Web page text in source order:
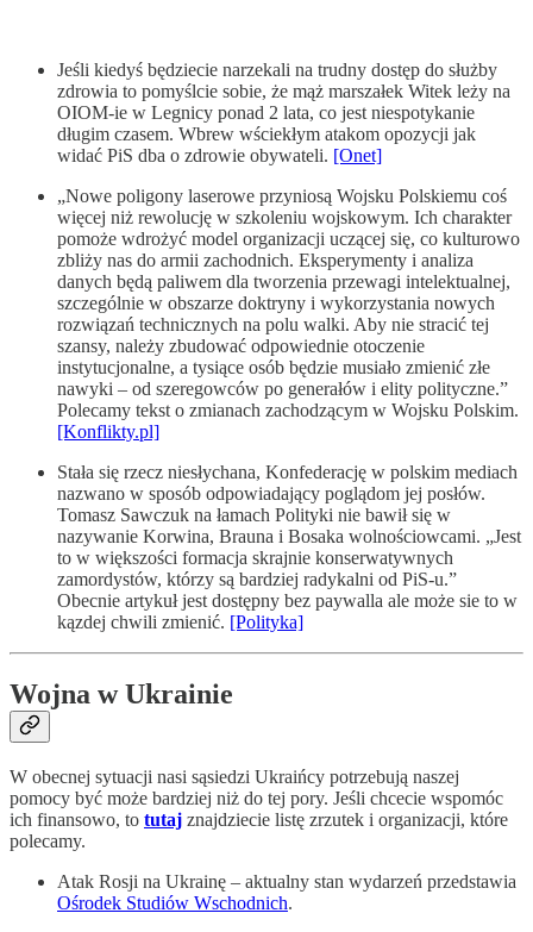
Jeśli kiedyś będziecie narzekali na trudny dostęp do służby
zdrowia to pomyślcie sobie, że mąż marszałek Witek leży na
OIOM-ie w Legnicy ponad 2 lata, co jest niespotykanie
długim czasem. Wbrew wściekłym atakom opozycji jak
widać PiS dba o zdrowie obywateli. [Onet]
„Nowe poligony laserowe przyniosą Wojsku Polskiemu coś
więcej niż rewolucję w szkoleniu wojskowym. Ich charakter
pomoże wdrożyć model organizacji uczącej się, co kulturowo
zbliży nas do armii zachodnich. Eksperymenty i analiza
danych będą paliwem dla tworzenia przewagi intelektualnej,
szczególnie w obszarze doktryny i wykorzystania nowych
rozwiązań technicznych na polu walki. Aby nie stracić tej
szansy, należy zbudować odpowiednie otoczenie
instytucjonalne, a tysiące osób będzie musiało zmienić złe
nawyki – od szeregowców po generałów i elity polityczne.”
Polecamy tekst o zmianach zachodzącym w Wojsku Polskim.
[Konflikty.pl]
Stała się rzecz niesłychana, Konfederację w polskim mediach
nazwano w sposób odpowiadający poglądom jej posłów.
Tomasz Sawczuk na łamach Polityki nie bawił się w
nazywanie Korwina, Brauna i Bosaka wolnościowcami. „Jest
to w większości formacja skrajnie konserwatywnych
zamordystów, którzy są bardziej radykalni od PiS-u.”
Obecnie artykuł jest dostępny bez paywalla ale może sie to w
kązdej chwili zmienić. [Polityka]
Wojna w Ukrainie
W obecnej sytuacji nasi sąsiedzi Ukraińcy potrzebują naszej
pomocy być może bardziej niż do tej pory. Jeśli chcecie wspomóc
ich finansowo, to tutaj znajdziecie listę zrzutek i organizacji, które
polecamy.
Atak Rosji na Ukrainę – aktualny stan wydarzeń przedstawia
Ośrodek Studiów Wschodnich.